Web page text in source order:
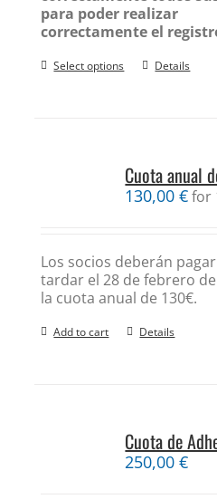
para poder realizar
correctamente el
Select options Details
Cuota anual
130,00€for
Los socios deberán
tardar el 28 de febrero
la cuota anual de 130€.
Add to cart Details
Cuota de
250,00€